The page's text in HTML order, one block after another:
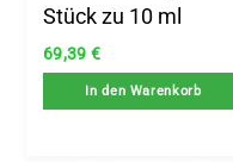
Stück zu 10 ml
69,39 €
In den Warenkorb